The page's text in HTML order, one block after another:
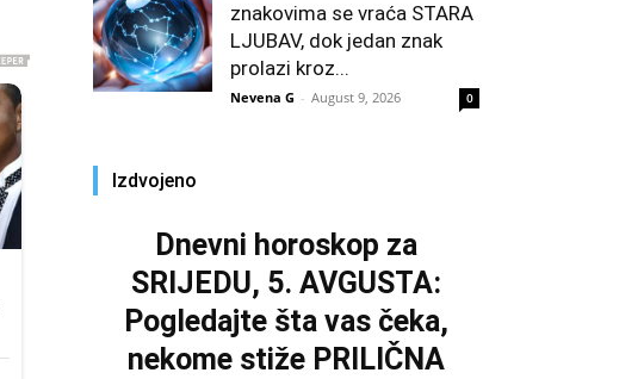
znakovima se vraća STARA
LJUBAV, dok jedan znak
prolazi kroz...
Nevena G - August 9, 2026 0
Izdvojeno
Dnevni horoskop za
SRIJEDU, 5. AVGUSTA:
Pogledajte šta vas čeka,
nekome stiže PRILIČNA